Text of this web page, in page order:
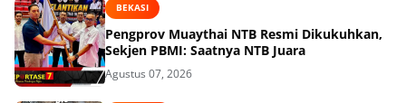
BEKASI
Pengprov Muaythai NTB Resmi Dikukuhkan,
Sekjen PBMI: Saatnya NTB Juara
Agustus 07, 2026